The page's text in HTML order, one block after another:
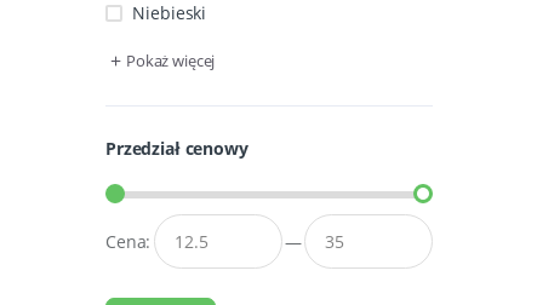
Niebieski
+ Pokaż więcej
Przedział cenowy
Cena: —